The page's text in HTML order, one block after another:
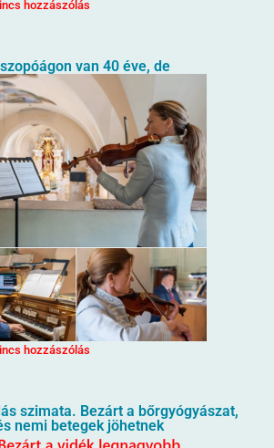
hozzászólás
van 40 éve, de
hozzászólás
szimata. Bezárt a bőrgyógyászat,
nemi betegek jöhetnek